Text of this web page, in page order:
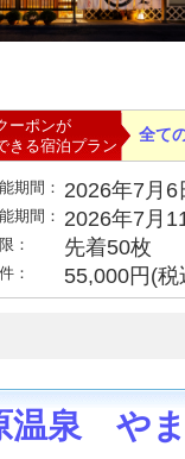
ーポンが
きる宿泊プラン
全て
期間： 2026年7月
期間： 2026年7月
： 先着50枚
： 55,000円(
温泉 や